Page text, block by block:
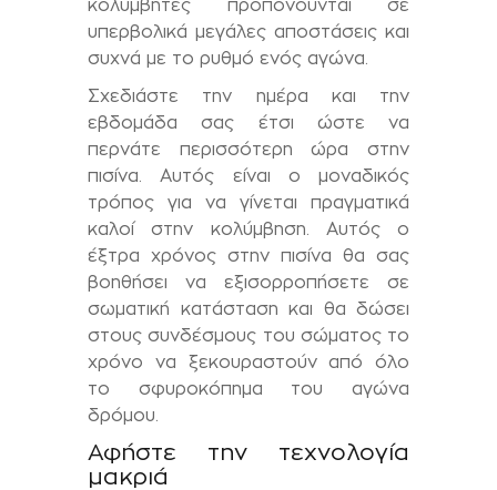
κολυμβητές προπονούνται σε
υπερβολικά μεγάλες αποστάσεις και
συχνά με το ρυθμό ενός αγώνα.
Σχεδιάστε την ημέρα και την
εβδομάδα σας έτσι ώστε να
περνάτε περισσότερη ώρα στην
πισίνα. Αυτός είναι ο μοναδικός
τρόπος για να γίνεται πραγματικά
καλοί στην κολύμβηση. Αυτός ο
έξτρα χρόνος στην πισίνα θα σας
βοηθήσει να εξισορροπήσετε σε
σωματική κατάσταση και θα δώσει
στους συνδέσμους του σώματος το
χρόνο να ξεκουραστούν από όλο
το σφυροκόπημα του αγώνα
δρόμου.
Αφήστε την τεχνολογία
μακριά